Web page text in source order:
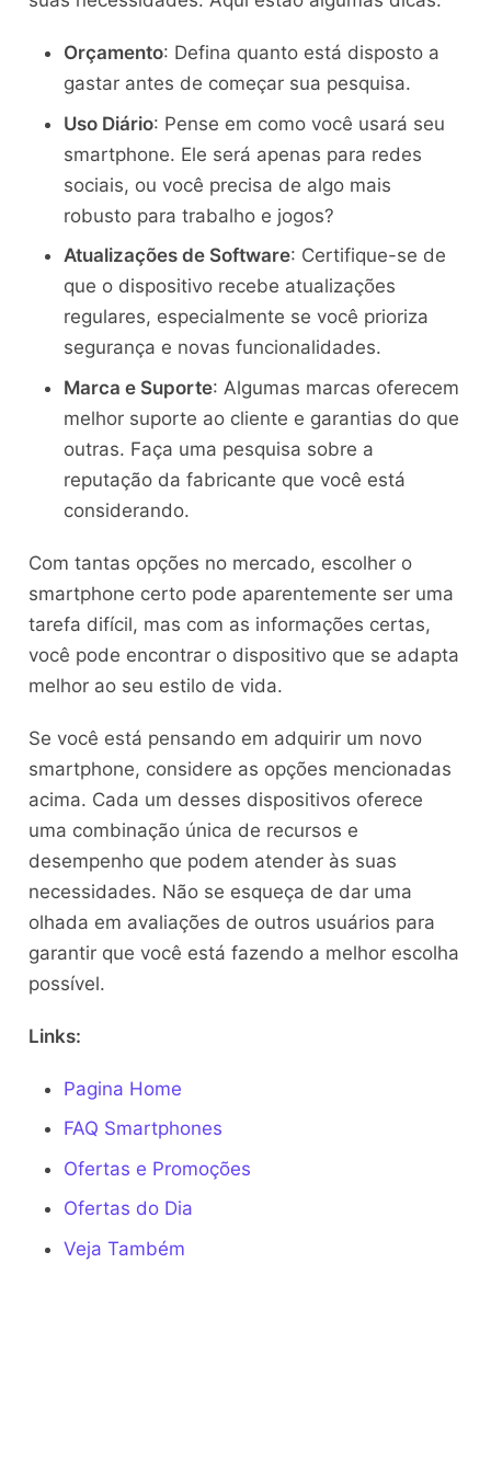
Orçamento: Defina quanto está disposto a
gastar antes de começar sua pesquisa.
Uso Diário: Pense em como você usará seu
smartphone. Ele será apenas para redes
sociais, ou você precisa de algo mais
robusto para trabalho e jogos?
Atualizações de Software: Certifique-se de
que o dispositivo recebe atualizações
regulares, especialmente se você prioriza
segurança e novas funcionalidades.
Marca e Suporte: Algumas marcas oferecem
melhor suporte ao cliente e garantias do que
outras. Faça uma pesquisa sobre a
reputação da fabricante que você está
considerando.
Com tantas opções no mercado, escolher o
smartphone certo pode aparentemente ser uma
tarefa difícil, mas com as informações certas,
você pode encontrar o dispositivo que se adapta
melhor ao seu estilo de vida.
Se você está pensando em adquirir um novo
smartphone, considere as opções mencionadas
acima. Cada um desses dispositivos oferece
uma combinação única de recursos e
desempenho que podem atender às suas
necessidades. Não se esqueça de dar uma
olhada em avaliações de outros usuários para
garantir que você está fazendo a melhor escolha
possível.
Links:
Pagina Home
FAQ Smartphones
Ofertas e Promoções
Ofertas do Dia
Veja Também